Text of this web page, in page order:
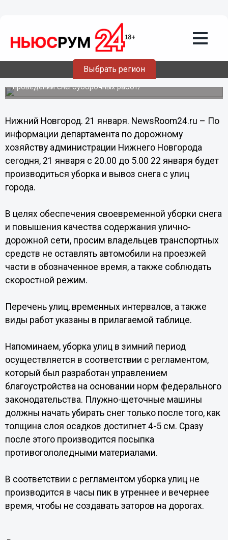
Выбрать регион
21.01.201418:10
Снег будут убирать в Нижнем
Новгороде в ночь с 21 на 22 января
Департамент по дорожному хозяйству информирует о
проведении снегоуборочных работ/
Нижний Новгород. 21 января. NewsRoom24.ru – По
информации департамента по дорожному
хозяйству администрации Нижнего Новгорода
сегодня, 21 января с 20.00 до 5.00 22 января будет
производиться уборка и вывоз снега с улиц
города.
В целях обеспечения своевременной уборки снега
и повышения качества содержания улично-
дорожной сети, просим владельцев транспортных
средств не оставлять автомобили на проезжей
части в обозначенное время, а также соблюдать
скоростной режим.
Перечень улиц, временных интервалов, а также
виды работ указаны в прилагаемой таблице.
Напоминаем, уборка улиц в зимний период
осуществляется в соответствии с регламентом,
который был разработан управлением
благоустройства на основании норм федерального
законодательства. Плужно-щеточные машины
должны начать убирать снег только после того, как
толщина слоя осадков достигнет 4-5 см. Сразу
после этого производится посыпка
противогололедными материалами.
В соответствии с регламентом уборка улиц не
производится в часы пик в утреннее и вечернее
время, чтобы не создавать заторов на дорогах.